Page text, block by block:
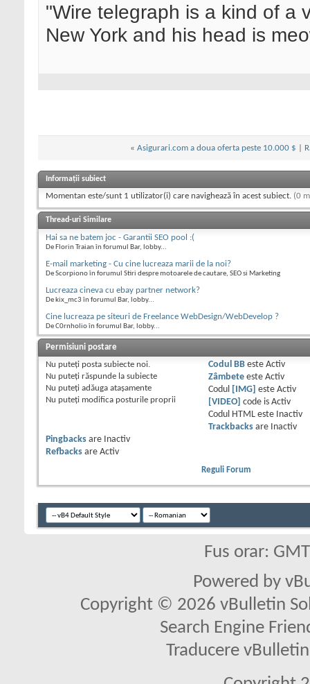
"Wire telegraph is a kind of a
New York and his head is
« Asigurari.com a doua oferta peste 10.000 $
Informații subiect
Momentan este/sunt 1 utilizator(i) care navighează în acest subiect. (0
Thread-uri Similare
Hai sa ne batem joc - Garantii SEO pool :(
De Florin Traian în forumul Bar, lobby...
E-mail marketing - Cu cine lucreaza marii de la noi?
De Scorpiono în forumul Stiri despre motoarele de cautare, SEO si Marketing
Lucreaza cineva cu ebay partner network?
De kix_mc3 în forumul Bar, lobby...
Cine lucreaza pe siteuri de Freelance WebDesign/WebDevelop ?
De C0rnholio în forumul Bar, lobby...
Permisiuni postare
Nu puteţi posta subiecte noi.
Nu puteţi răspunde la subiecte
Nu puteţi adăuga ataşamente
Nu puteţi modifica posturile proprii
Codul BBeste Activ
Zâmbeteeste Activ
Codul
[IMG] este Activ
[VIDEO] code is Activ
Codul HTML este
Inactiv
Trackbacksare
Inactiv
Pingbacks are
Inactiv
Refbacks are Activ
Reguli Forum
Fus orar:
Powered by
Copyright © 2026 vBulletin
Search Engine
Traducere